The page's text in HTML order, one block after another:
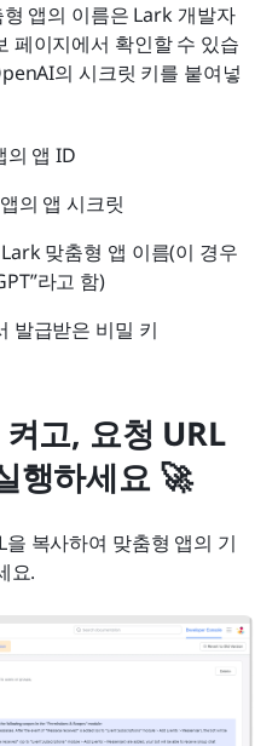
앱의 이름은 Lark 개발자
페이지에서 확인할 수 있습
의 시크릿 키를 붙여넣
의 앱 ID
의 앱 시크릿
맞춤형 앱 이름(이 경우
라고 함)
발급받은 비밀 키
고, 요청 URL
행하세요 🚀
복사하여 맞춤형 앱의 기
요.